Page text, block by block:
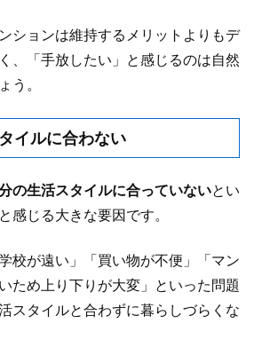
ションは維持するメリットよりもデ
、「手放したい」と感じるのは自然
う。
イルに合わない
の生活スタイルに合っていないとい
感じる大きな要因です。
校が遠い」「買い物が不便」「マン
ため上り下りが大変」といった問題
スタイルと合わずに暮らしづらくな